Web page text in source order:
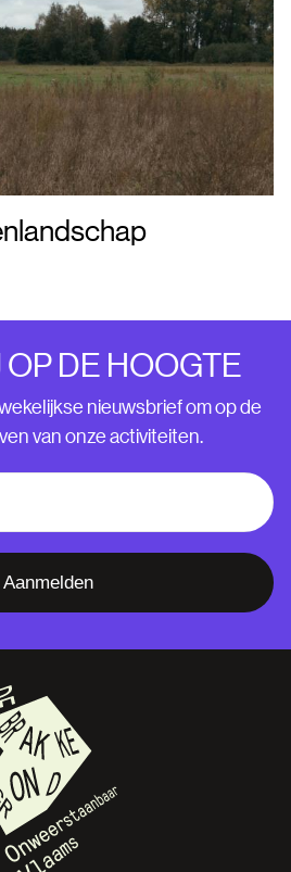
DE HOOGTE
nieuwsbrief om op de
van onze activiteiten.
Aanmelden